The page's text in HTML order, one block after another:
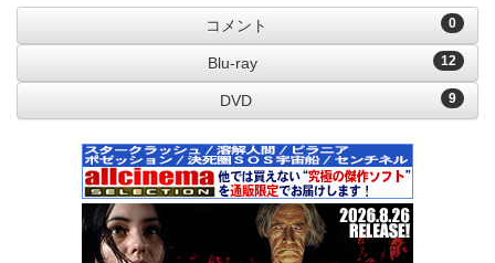
0
コメント
12
Blu-ray
9
DVD